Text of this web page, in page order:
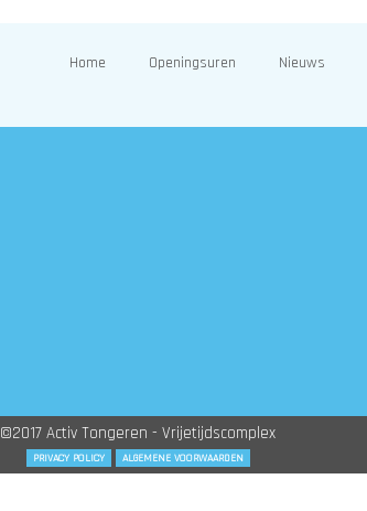
Home Openingsuren Nieuws
©2017 Activ Tongeren - Vrijetijdscomplex
PRIVACY POLICY ALGEMENE VOORWAARDEN